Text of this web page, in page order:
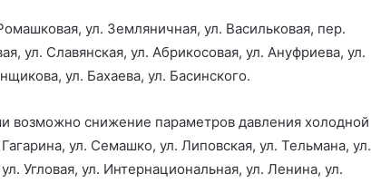
ул. Земляничная, ул. Васильковая, пер.
ул. Славянская, ул. Абрикосовая, ул. Ануфриева, ул.
ул. Бахаева, ул. Басинского.
возможно снижение параметров давления холодной
ул. Семашко, ул. Липовская, ул. Тельмана, ул.
Угловая, ул. Интернациональная, ул. Ленина, ул.